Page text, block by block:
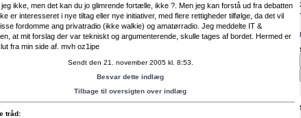
ikke, men det kan du jo glimrende fortælle, ikke ?. Men jeg kan forstå ud fra debatten
er interesseret i nye tiltag eller nye initiativer, med flere rettigheder tilfølge, da det vil
fordomme ang privatradio (ikke walkie) og amatørradio. Jeg meddelte IT &
at mit forslag der var tekniskt og argumenterende, skulle tages af bordet. Hermed er
fra min side af. mvh oz1ipe
Sendt den 21. november 2005 kl. 8:53.
Besvar dette indlæg
Tilbage til oversigten over indlæg
tråd: